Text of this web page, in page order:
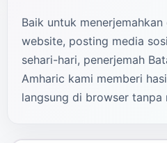
Baik untuk
website, posting media
sehari-hari, penerjemah
Amharic kami memberi
langsung di browser tanpa